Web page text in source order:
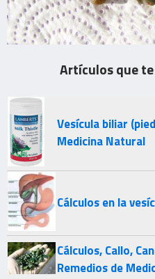
Artículos que
Vesícula biliar
Medicina Natural
Cálculos en la
Cálculos, Callo,
Remedios de